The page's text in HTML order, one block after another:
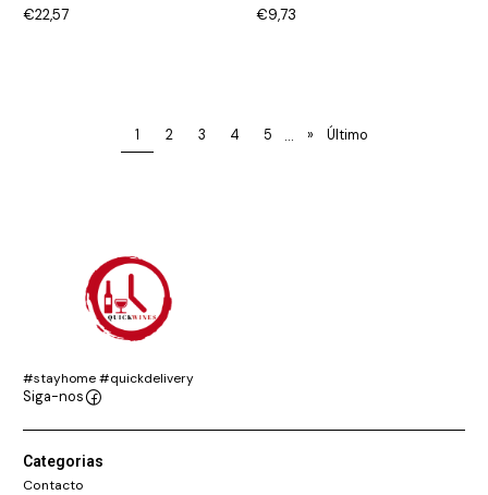
€22,57 €9,73
1 2 3 4 5 ... » Último
#stayhome #quickdelivery
Siga-nos
Categorias
Contacto